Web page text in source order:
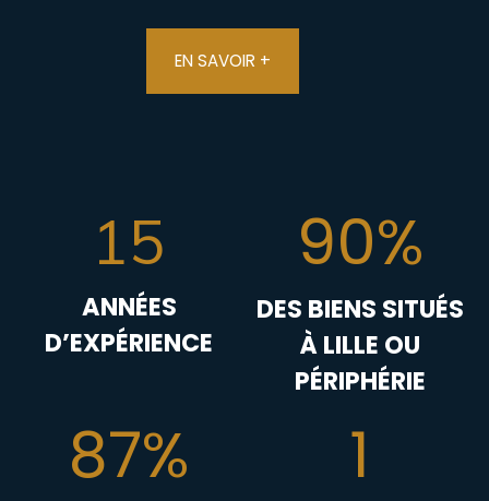
EN SAVOIR +
15
ANNÉES
D’EXPÉRIENCE
90%
DES BIENS SITUÉS
À LILLE OU
PÉRIPHÉRIE
87% 1